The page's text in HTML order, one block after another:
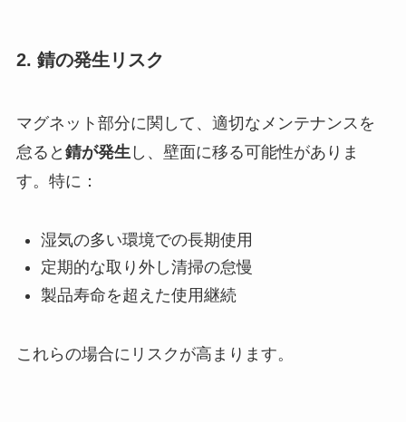
2. 錆の発生リスク
マグネット部分に関して、適切なメンテナンスを
怠ると 錆が発生 し、壁面に移る可能性がありま
す。特に：
湿気の多い環境での長期使用
定期的な取り外し清掃の怠慢
製品寿命を超えた使用継続
これらの場合にリスクが高まります。